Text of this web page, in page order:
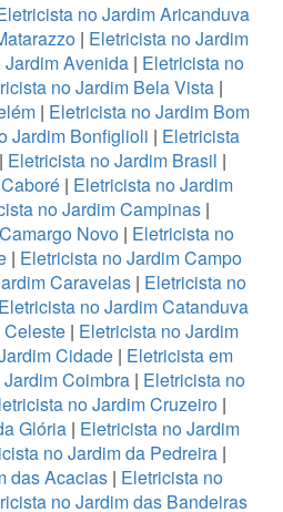
no Jardim Aricanduva
| Eletricista no Jardim
Avenida| Eletricista no
no Jardim Bela Vista |
| Eletricista no Jardim Bom
Jardim Bonfiglioli | Eletricista
| Eletricista no Jardim Brasil |
| Eletricista no Jardim
no Jardim Campinas|
Novo | Eletricista no
| Eletricista no Jardim Campo
Caravelas| Eletricista no
Eletricista no Jardim Catanduva
| Eletricista no Jardim
Cidade | Eletricista em
Coimbra | Eletricista no
no Jardim Cruzeiro |
Glória| Eletricista no Jardim
no Jardim da Pedreira|
das Acacias| Eletricista no
no Jardim das Bandeiras